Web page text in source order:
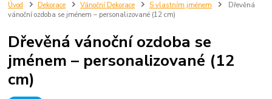
Úvod Dekorace Vánoční Dekorace S vlastním jménem
Dřevěná
vánoční ozdoba se jménem – personalizované (12 cm)
Dřevěná vánoční ozdoba se
jménem – personalizované (12
cm)